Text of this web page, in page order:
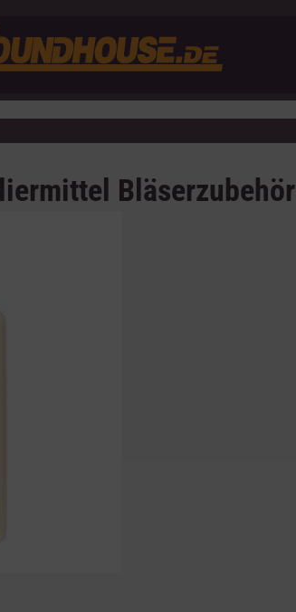
Bläserzubehör